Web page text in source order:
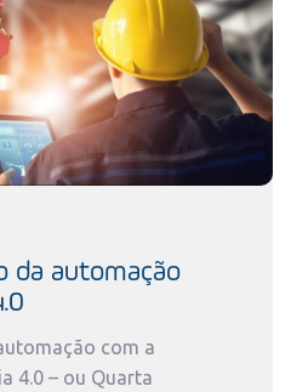
da automação
com a
4.0 – ou Quarta